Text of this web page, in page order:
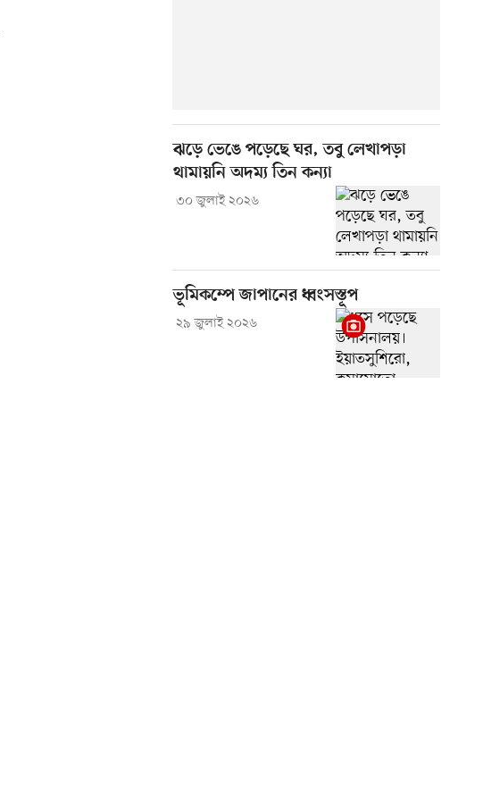
ঝড়ে ভেঙে পড়েছে ঘর, তবু লেখাপড়া
থামায়নি অদম্য তিন কন্যা
৩০ জুলাই ২০২৬
ভূমিকম্পে জাপানের ধ্বংসস্তূপ
২৯ জুলাই ২০২৬